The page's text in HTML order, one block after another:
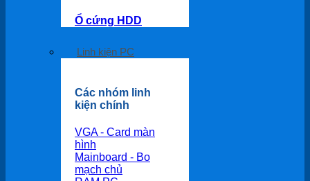
Ổ cứng HDD
Linh kiện PC
Các nhóm linh
kiện chính
VGA - Card màn
hình
Mainboard - Bo
mạch chủ